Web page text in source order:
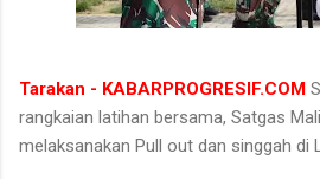
Tarakan - KABARPROGRESIF.COM
rangkaian latihan bersama, Satgas
melaksanakan Pull out dan singgah di